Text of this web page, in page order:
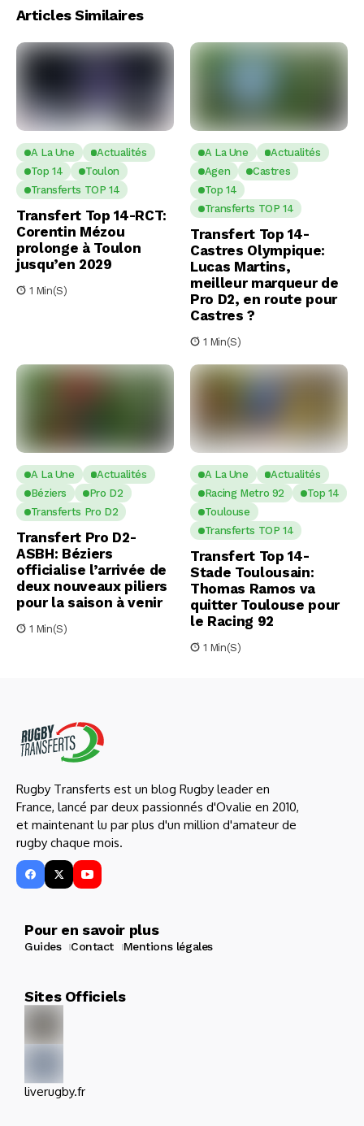
Articles Similaires
A La Une
Actualités
Top 14
Toulon
Transferts TOP 14
Transfert Top 14-RCT:
Corentin Mézou
prolonge à Toulon
jusqu’en 2029
1 Min(s)
A La Une
Actualités
Agen
Castres
Top 14
Transferts TOP 14
Transfert Top 14-
Castres Olympique:
Lucas Martins,
meilleur marqueur de
Pro D2, en route pour
Castres ?
1 Min(s)
A La Une
Actualités
Béziers
Pro D2
Transferts Pro D2
Transfert Pro D2-
ASBH: Béziers
officialise l’arrivée de
deux nouveaux piliers
pour la saison à venir
1 Min(s)
A La Une
Actualités
Racing Metro 92
Top 14
Toulouse
Transferts TOP 14
Transfert Top 14-
Stade Toulousain:
Thomas Ramos va
quitter Toulouse pour
le Racing 92
1 Min(s)
Rugby Transferts est un blog Rugby leader en
France, lancé par deux passionnés d'Ovalie en 2010,
et maintenant lu par plus d'un million d'amateur de
rugby chaque mois.
Pour en savoir plus
Guides Contact Mentions légales
Sites Officiels
liverugby.fr